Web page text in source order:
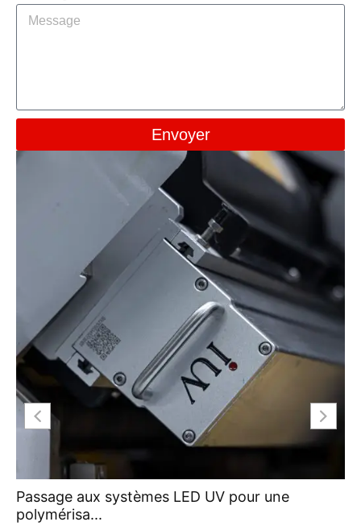
Envoyer
Technologie LED UV dans l’impression
flexograph...